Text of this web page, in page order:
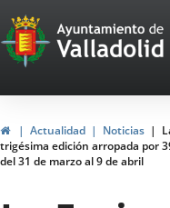
Portal
Web
del
de
Valladolid
InicioActualidad Noticias
trigésima edición arropada por
del 31 de marzo al 9 de abril